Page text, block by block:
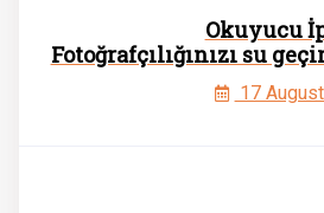
Okuyucu
Fotoğrafçılığınızı su
17